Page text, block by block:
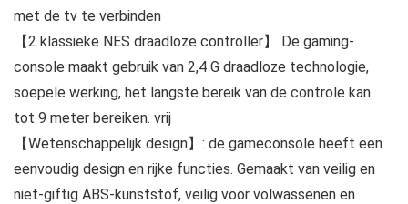
met de tv te verbinden
【2 klassieke NES draadloze controller】 De gaming-
console maakt gebruik van 2,4 G draadloze technologie,
soepele werking, het langste bereik van de controle kan
tot 9 meter bereiken. vrij
【Wetenschappelijk design】: de gameconsole heeft een
eenvoudig design en rijke functies. Gemaakt van veilig en
niet-giftig ABS-kunststof, veilig voor volwassenen en